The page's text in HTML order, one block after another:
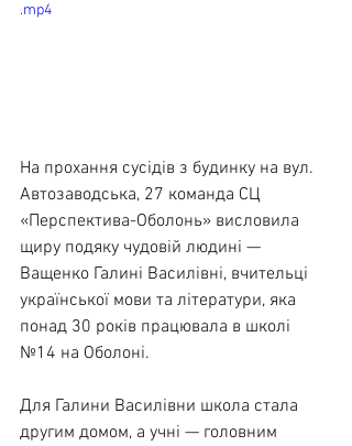
.mp4
На прохання сусідів з будинку на вул.
Автозаводська, 27 команда СЦ
«Перспектива-Оболонь» висловила
щиру подяку чудовій людині —
Ващенко Галині Василівні, вчительці
української мови та літератури, яка
понад 30 років працювала в школі
№14 на Оболоні.
Для Галини Василівни школа стала
другим домом, а учні — головним